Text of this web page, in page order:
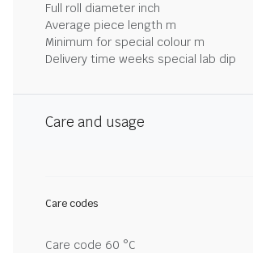
Full roll diameter inch
Average piece length m
Minimum for special colour m
Delivery time weeks special lab dip
Care and usage
Care codes
Care code 60 °C